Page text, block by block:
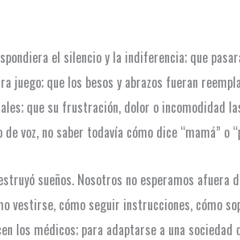
el silencio y la indiferencia; que
que los besos y abrazos fueran
que su frustración, dolor o incomodidad
voz, no saber todavía cómo dice “mamá” o
sueños. Nosotros no esperamos afuera
vestirse, cómo seguir instrucciones, cómo
los médicos; para adaptarse a una